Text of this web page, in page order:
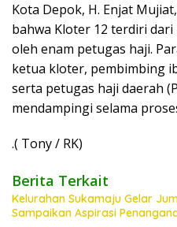
Kota Depok, H. Enjat
bahwa Kloter 12 terdiri
oleh enam petugas haji.
ketua kloter, pembimbing
serta petugas haji daerah
mendampingi selama
.( Tony / RK)
Berita Terkait
Kelurahan Sukamaju Gelar
Sampaikan Aspirasi